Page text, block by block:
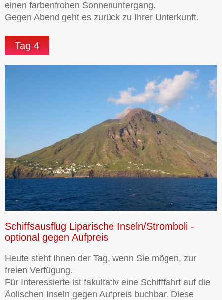
einen farbenfrohen Sonnenuntergang.
Gegen Abend geht es zurück zu Ihrer Unterkunft.
Tag 4
Schiffsausflug Liparische Inseln/Stromboli -
optional gegen Aufpreis
Heute steht Ihnen der Tag, wenn Sie mögen, zur
freien Verfügung.
Für Interessierte ist fakultativ eine Schifffahrt auf die
Äolischen Inseln gegen Aufpreis buchbar. Diese